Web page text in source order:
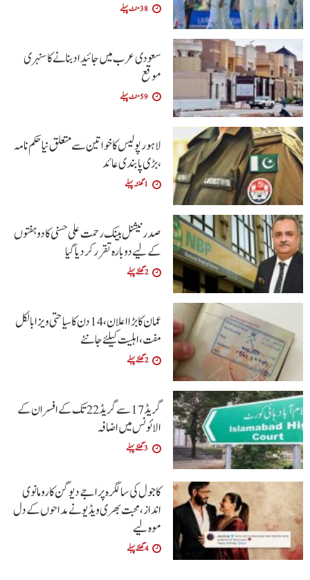
38 منٹ پہلے
سعودی عرب میں جائیداد بنانے کا سنہری
موقع
59 منٹ پہلے
لاہور پولیس کا خواتین سے متعلق نیا حکم نامہ
،بڑی پابندی عائد
1 گھنٹہ پہلے
صدر نیشنل بینک رحمت علی حسنی کا دو ہفتوں
کے لیے دوبارہ تقرر کر دیا گیا
2 گھنٹے پہلے
عمان کا بڑا اعلان،14 دن کا سیاحتی ویزا بالکل
مفت ،اہلیت کیلئے جانئے
2 گھنٹے پہلے
گریڈ 17 سے گریڈ 22 تک کے افسران کے
الائونس میں اضافہ
3 گھنٹے پہلے
کاجول کی سالگرہ پر اجے دیوگن کا رومانوی
انداز، محبت بھری ویڈیو نے مداحوں کے دل
موہ لیے
4 گھنٹے پہلے